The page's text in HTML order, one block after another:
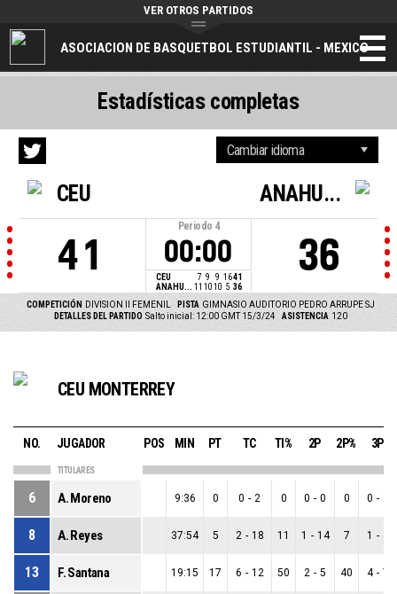
ASOCIACION DE BASQUETBOL ESTUDIANTIL - MEXICO
VER OTROS PARTIDOS
CEU
41
Periodo 4
00:00
CEU 7 9 9 1641
ANAHU... 11 1010 5 36
ANAHU...
36
COMPETICIÓN DIVISION II FEMENIL PISTA GIMNASIO AUDITORIO PEDRO ARRUPE SJ
DETALLES DEL PARTIDO Salto inicial: 12:00 GMT 15/3/24 ASISTENCIA 120
Estadísticas completas
CEU MONTERREY
NO. JUGADOR POS MIN PT TC TI% 2P 2P% 3P
TITULARES
6 A. Moreno 9:36 0 0 - 2 0 0 - 0 0 0 - 2
8 A. Reyes 37:54 5 2 - 18 11 1 - 14 7 1 - 4
13 F. Santana 19:15 17 6 - 12 50 2 - 5 40 4 - 7